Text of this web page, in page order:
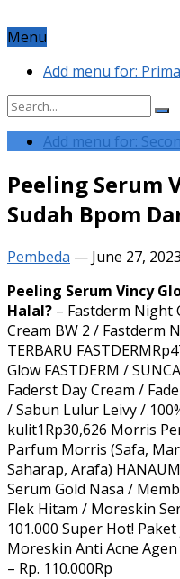
Menu
Add menu for:
Add menu for:
Peeling Serum
Sudah Bpom
Pembeda — June 27, 2023
Peeling Serum Vincy
Halal? – Fastderm Night
Cream BW 2 / Fastderm
TERBARU
Glow FASTDERM /
Faderst Day Cream /
/ Sabun Lulur Leivy /
kulit1Rp30,626 Morris
Parfum Morris (Safa,
Saharap, Arafa)
Serum Gold Nasa /
Flek Hitam / Moreskin
101.000 Super Hot!
Moreskin Anti Acne Agen
– Rp. 110.000Rp